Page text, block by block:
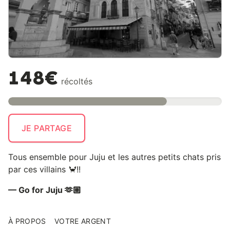
148€ récoltés
JE PARTAGE
Tous ensemble pour Juju et les autres petits chats pris
par ces villains 🦀!!
— Go for Juju 🫶🏼
À PROPOS VOTRE ARGENT